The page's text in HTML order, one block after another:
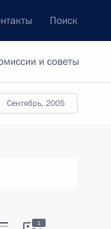
Поиск
и советы
сентябрь, 2005
1